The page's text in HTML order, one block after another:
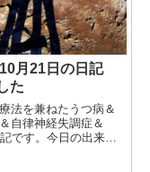
月21日の日記
た
法を兼ねたうつ病＆
自律神経失調症＆
です。今日の出来事